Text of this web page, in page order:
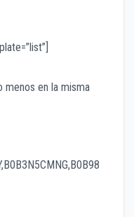
menos en la misma